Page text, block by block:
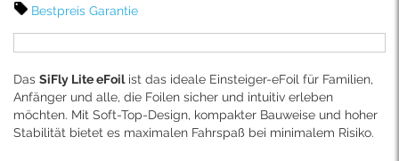
Bestpreis Garantie
Das SiFly Lite eFoilist das ideale Einsteiger-eFoil für Familien,
Anfänger und alle, die Foilen sicher und intuitiv erleben
möchten. Mit Soft-Top-Design, kompakter Bauweise und hoher
Stabilität bietet es maximalen Fahrspaß bei minimalem Risiko.
images